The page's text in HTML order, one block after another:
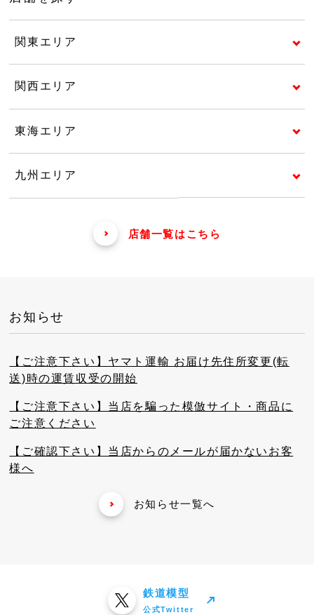
関東エリア
関西エリア
東海エリア
九州エリア
店舗一覧はこちら
お知らせ
【ご注意下さい】ヤマト運輸 お届け先住所変更(転
送)時の運賃収受の開始
【ご注意下さい】当店を騙った模倣サイト・商品に
ご注意ください
【ご確認下さい】当店からのメールが届かないお客
様へ
お知らせ一覧へ
鉄道模型
公式Twitter